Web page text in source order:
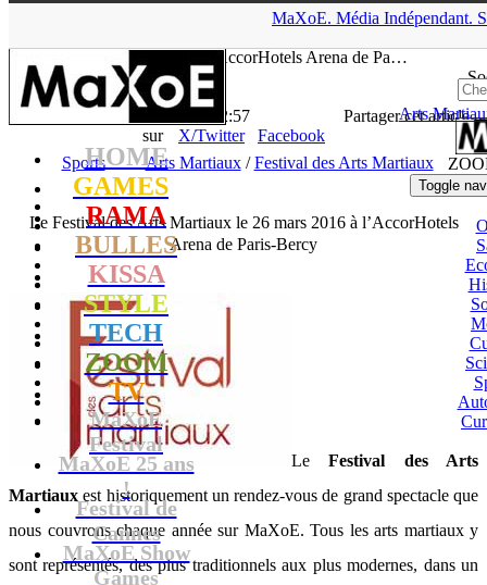
MaXoE. Média Indépendant.
HOME
GAMES
RAMA
BULLES
KISSA
STYLE
TECH
ZOOM
TV
MaXoE
Festival
MaXoE 25 ans
!
Festival de
Cannes
MaXoE Show
Games
Arts
Toggle
le 26 mars 2016 à l’AccorHotels Arena de Pa…
- 19.01.16, 12:57
Partager cet article
sur
X/Twitter
Facebook
Sports
Arts Martiaux/Festival des Arts Martiaux
Le Festival des Arts Martiaux le 26 mars 2016 à l’AccorHotels
Arena de Paris-Bercy
LeFestival des Arts
Martiaux est historiquement un rendez-vous de grand spectacle que
nous couvrons chaque année sur MaXoE. Tous les arts martiaux y
sont représentés, des plus traditionnels aux plus modernes, dans un